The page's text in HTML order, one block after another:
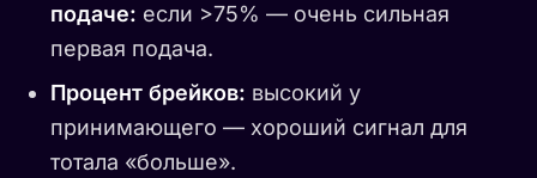
подаче: если >75% — очень сильная
первая подача.
Процент брейков: высокий у
принимающего — хороший сигнал для
тотала «больше».